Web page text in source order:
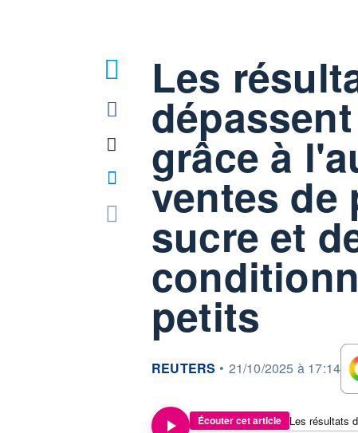
Les
grâce à
ventes de
sucre et
petits
information fournie par
REUTERS • 21/10/2025 à 17:14
Écouter cet article